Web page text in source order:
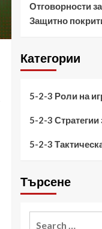
Отговорности
Защитно
Категории
5-2-3 Роли на
5-2-3
5-2-3
Търсене